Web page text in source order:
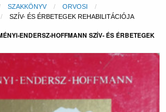
SZAKKÖNYV
ORVOSI
CURRENT:
SZÍV- ÉS ÉRBETEGEK REHABILITÁCIÓJA
ENDERSZ-HOFFMANN SZÍV- ÉS ÉRBETEGEK